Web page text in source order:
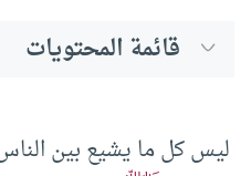
قائمة المحتويات
ليس كل ما يشيع بين